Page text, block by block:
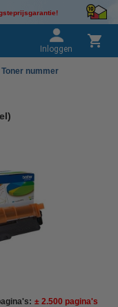
Inloggen
Toner nummer
± 2.500 pagina's